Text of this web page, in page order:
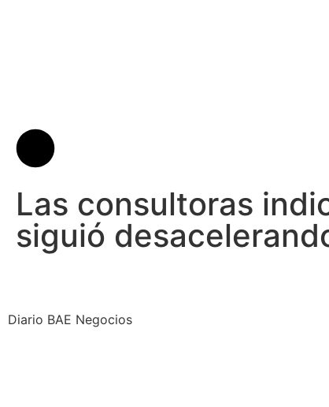
Las consultoras
siguió
Diario BAE Negocios